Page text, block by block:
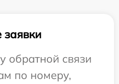
обратной связи
по номеру,